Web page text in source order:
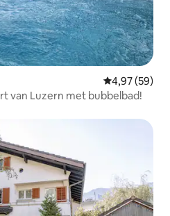
Gemiddelde
4,97 (59)
van Luzern met bubbelbad!